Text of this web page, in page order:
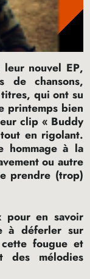
leur nouvel EP,
de chansons,
qui ont su
printemps bien
clip « Buddy
en rigolant.
hommage à la
ou autre
prendre (trop)
pour en savoir
à déferler sur
fougue et
des mélodies